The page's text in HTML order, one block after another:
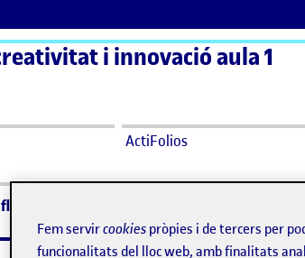
i innovació aula 1
ActiFolios
Fem servircookies pròpies i de tercers per
funcionalitats del lloc web, amb finalitats